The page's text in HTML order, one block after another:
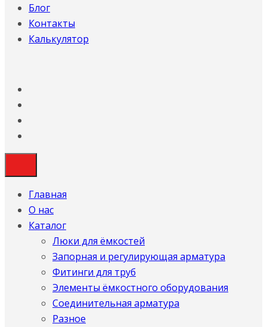
Блог
Контакты
Калькулятор
Главная
О нас
Каталог
Люки для ёмкостей
Запорная и регулирующая арматура
Фитинги для труб
Элементы ёмкостного оборудования
Соединительная арматура
Разное